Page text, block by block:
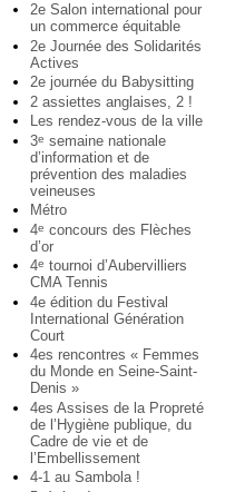
2e Salon international pour
un commerce équitable
2e Journée des Solidarités
Actives
2e journée du Babysitting
2 assiettes anglaises, 2 !
Les rendez-vous de la ville
3e semaine nationale
d’information et de
prévention des maladies
veineuses
Métro
4e concours des Flèches
d’or
4e tournoi d’Aubervilliers
CMA Tennis
4e édition du Festival
International Génération
Court
4es rencontres « Femmes
du Monde en Seine-Saint-
Denis »
4es Assises de la Propreté
de l’Hygiène publique, du
Cadre de vie et de
l’Embellissement
4-1 au Sambola !